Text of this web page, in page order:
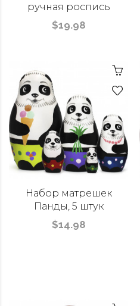
ручная роспись
$19.98
Набор матрешек
Панды, 5 штук
$14.98